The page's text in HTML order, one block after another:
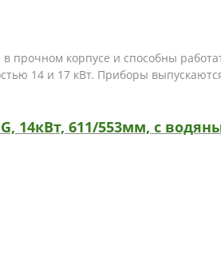
прочном корпусе и способны
14 и 17 кВт. Приборы
14кВт, 611/553мм, с